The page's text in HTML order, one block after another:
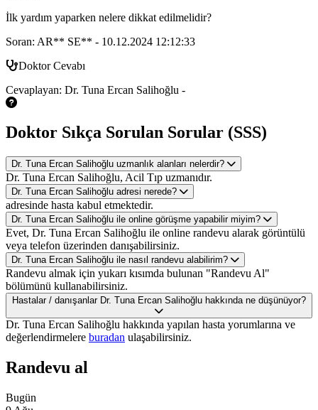
İlk yardım yaparken nelere dikkat edilmelidir?
Soran: AR** SE** - 10.12.2024 12:12:33
Doktor Cevabı
Cevaplayan: Dr. Tuna Ercan Salihoğlu -
Doktor Sıkça Sorulan Sorular (SSS)
Dr. Tuna Ercan Salihoğlu uzmanlık alanları nelerdir?
Dr. Tuna Ercan Salihoğlu, Acil Tıp uzmanıdır.
Dr. Tuna Ercan Salihoğlu adresi nerede?
adresinde hasta kabul etmektedir.
Dr. Tuna Ercan Salihoğlu ile online görüşme yapabilir miyim?
Evet, Dr. Tuna Ercan Salihoğlu ile online randevu alarak görüntülü
veya telefon üzerinden danışabilirsiniz.
Dr. Tuna Ercan Salihoğlu ile nasıl randevu alabilirim?
Randevu almak için yukarı kısımda bulunan "Randevu Al"
bölümünü kullanabilirsiniz.
Hastalar / danışanlar Dr. Tuna Ercan Salihoğlu hakkında ne düşünüyor?
Dr. Tuna Ercan Salihoğlu hakkında yapılan hasta yorumlarına ve
değerlendirmelere buradan ulaşabilirsiniz.
Randevu al
Bugün